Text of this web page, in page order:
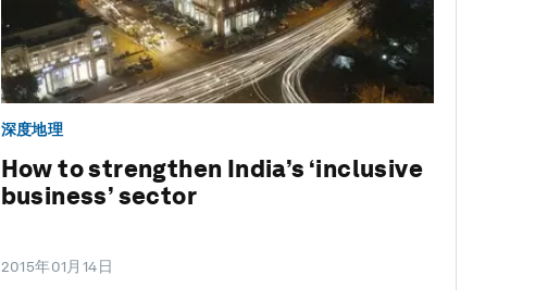
深度地理
How to strengthen India’s ‘inclusive
business’ sector
2015年01月14日